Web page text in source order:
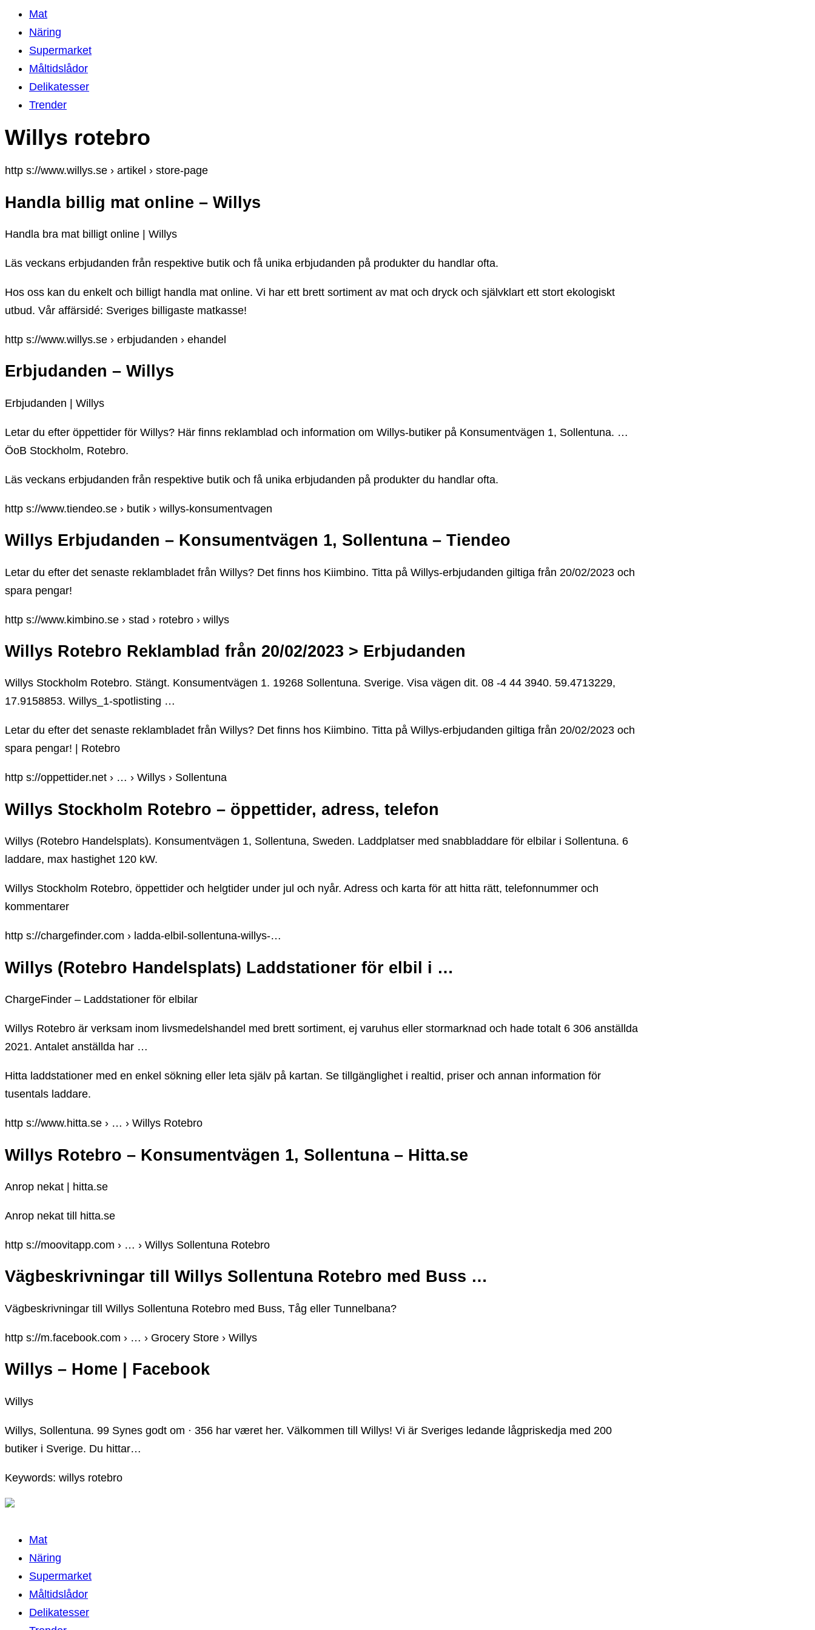
Mat
Näring
Supermarket
Måltidslådor
Delikatesser
Trender
Willys rotebro
http s://www.willys.se › artikel › store-page
Handla billig mat online – Willys
Handla bra mat billigt online | Willys
Läs veckans erbjudanden från respektive butik och få unika erbjudanden på produkter du handlar ofta.
Hos oss kan du enkelt och billigt handla mat online. Vi har ett brett sortiment av mat och dryck och självklart ett stort ekologiskt
utbud. Vår affärsidé: Sveriges billigaste matkasse!
http s://www.willys.se › erbjudanden › ehandel
Erbjudanden – Willys
Erbjudanden | Willys
Letar du efter öppettider för Willys? Här finns reklamblad och information om Willys-butiker på Konsumentvägen 1, Sollentuna. …
ÖoB Stockholm, Rotebro.
Läs veckans erbjudanden från respektive butik och få unika erbjudanden på produkter du handlar ofta.
http s://www.tiendeo.se › butik › willys-konsumentvagen
Willys Erbjudanden – Konsumentvägen 1, Sollentuna – Tiendeo
Letar du efter det senaste reklambladet från Willys? Det finns hos Kiimbino. Titta på Willys-erbjudanden giltiga från 20/02/2023 och
spara pengar!
http s://www.kimbino.se › stad › rotebro › willys
Willys Rotebro Reklamblad från 20/02/2023 > Erbjudanden
Willys Stockholm Rotebro. Stängt. Konsumentvägen 1. 19268 Sollentuna. Sverige. Visa vägen dit. 08 -4 44 3940. 59.4713229,
17.9158853. Willys_1-spotlisting …
Letar du efter det senaste reklambladet från Willys? Det finns hos Kiimbino. Titta på Willys-erbjudanden giltiga från 20/02/2023 och
spara pengar! | Rotebro
http s://oppettider.net › … › Willys › Sollentuna
Willys Stockholm Rotebro – öppettider, adress, telefon
Willys (Rotebro Handelsplats). Konsumentvägen 1, Sollentuna, Sweden. Laddplatser med snabbladdare för elbilar i Sollentuna. 6
laddare, max hastighet 120 kW.
Willys Stockholm Rotebro, öppettider och helgtider under jul och nyår. Adress och karta för att hitta rätt, telefonnummer och
kommentarer
http s://chargefinder.com › ladda-elbil-sollentuna-willys-…
Willys (Rotebro Handelsplats) Laddstationer för elbil i …
ChargeFinder – Laddstationer för elbilar
Willys Rotebro är verksam inom livsmedelshandel med brett sortiment, ej varuhus eller stormarknad och hade totalt 6 306 anställda
2021. Antalet anställda har …
Hitta laddstationer med en enkel sökning eller leta själv på kartan. Se tillgänglighet i realtid, priser och annan information för
tusentals laddare.
http s://www.hitta.se › … › Willys Rotebro
Willys Rotebro – Konsumentvägen 1, Sollentuna – Hitta.se
Anrop nekat | hitta.se
Anrop nekat till hitta.se
http s://moovitapp.com › … › Willys Sollentuna Rotebro
Vägbeskrivningar till Willys Sollentuna Rotebro med Buss …
Vägbeskrivningar till Willys Sollentuna Rotebro med Buss, Tåg eller Tunnelbana?
http s://m.facebook.com › … › Grocery Store › Willys
Willys – Home | Facebook
Willys
Willys, Sollentuna. 99 Synes godt om · 356 har været her. Välkommen till Willys! Vi är Sveriges ledande lågpriskedja med 200
butiker i Sverige. Du hittar…
Keywords: willys rotebro
Mat
Näring
Supermarket
Måltidslådor
Delikatesser